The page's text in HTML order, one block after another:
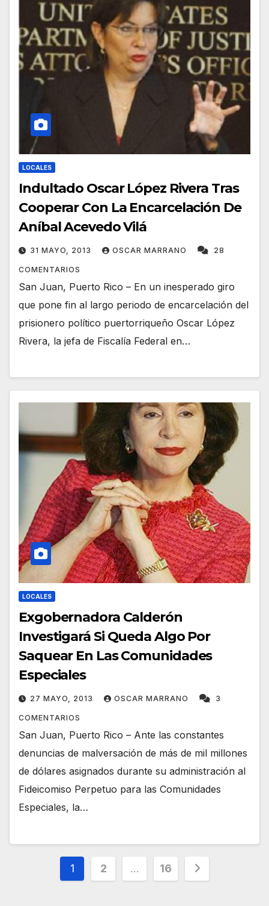
LOCALES
Indultado Oscar López Rivera Tras
Cooperar Con La Encarcelación De
Aníbal Acevedo Vilá
31 MAYO, 2013 OSCAR MARRANO 28
COMENTARIOS
San Juan, Puerto Rico – En un inesperado giro
que pone fin al largo periodo de encarcelación del
prisionero político puertorriqueño Oscar López
Rivera, la jefa de Fiscalía Federal en…
LOCALES
Exgobernadora Calderón
Investigará Si Queda Algo Por
Saquear En Las Comunidades
Especiales
27 MAYO, 2013 OSCAR MARRANO 3
COMENTARIOS
San Juan, Puerto Rico – Ante las constantes
denuncias de malversación de más de mil millones
de dólares asignados durante su administración al
Fideicomiso Perpetuo para las Comunidades
Especiales, la…
Navegación
1 2 … 16